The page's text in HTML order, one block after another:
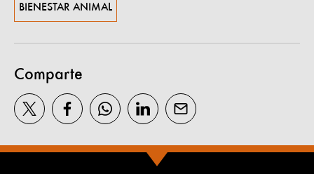
BIENESTAR ANIMAL
Comparte